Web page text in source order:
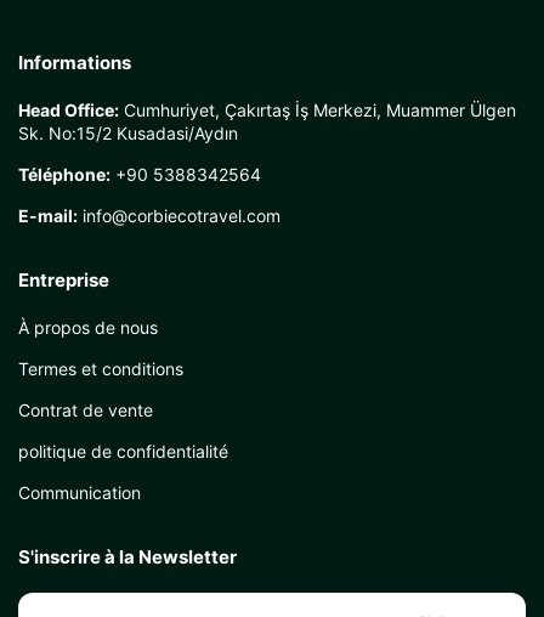
Informations
Head Office: Cumhuriyet, Çakırtaş İş Merkezi, Muammer Ülgen
Sk. No:15/2 Kusadasi/Aydın
Téléphone: +90 5388342564
E-mail: info@corbiecotravel.com
Entreprise
À propos de nous
Termes et conditions
Contrat de vente
politique de confidentialité
Communication
S'inscrire à la Newsletter